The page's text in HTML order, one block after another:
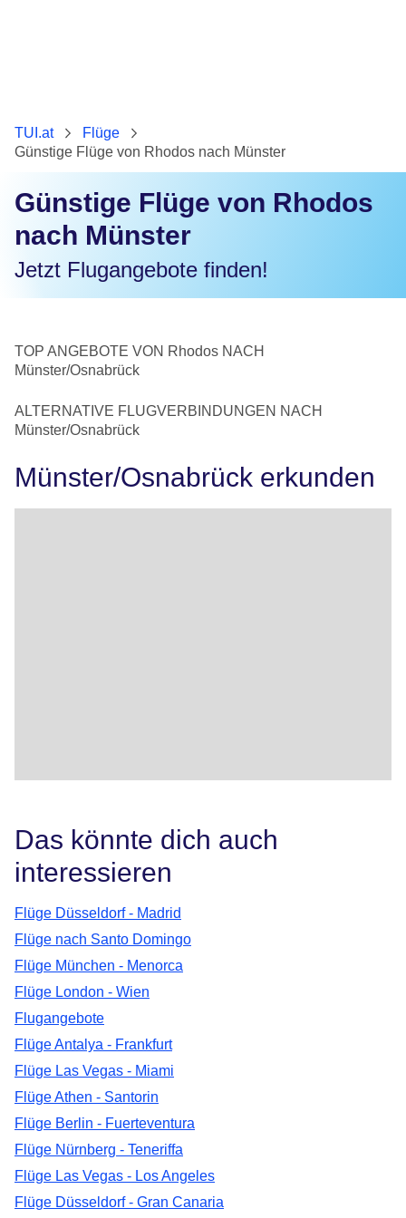
TUI.at
Flüge
Günstige Flüge von Rhodos nach Münster
Günstige Flüge von Rhodos
nach Münster
Jetzt Flugangebote finden!
TOP ANGEBOTE VON Rhodos NACH
Münster/Osnabrück
ALTERNATIVE FLUGVERBINDUNGEN NACH
Münster/Osnabrück
Münster/Osnabrück erkunden
Das könnte dich auch
interessieren
Flüge Düsseldorf - Madrid
Flüge nach Santo Domingo
Flüge München - Menorca
Flüge London - Wien
Flugangebote
Flüge Antalya - Frankfurt
Flüge Las Vegas - Miami
Flüge Athen - Santorin
Flüge Berlin - Fuerteventura
Flüge Nürnberg - Teneriffa
Flüge Las Vegas - Los Angeles
Flüge Düsseldorf - Gran Canaria